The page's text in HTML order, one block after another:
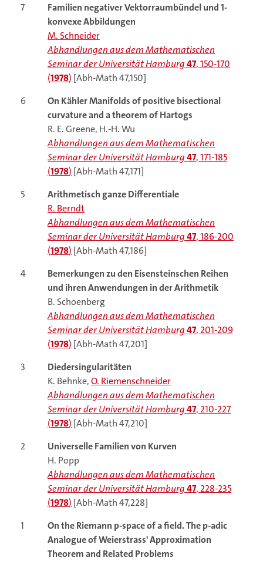
7
Familien negativer Vektorraumbündel und 1-
konvexe Abbildungen
M. Schneider
Abhandlungen aus dem Mathematischen
Seminar der Universität Hamburg47, 150-170
(1978) [Abh-Math 47,150]
6
On Kähler Manifolds of positive bisectional
curvature and a theorem of Hartogs
R. E. Greene, H.-H. Wu
Abhandlungen aus dem Mathematischen
Seminar der Universität Hamburg47, 171-185
(1978) [Abh-Math 47,171]
5
Arithmetisch ganze Differentiale
R. Berndt
Abhandlungen aus dem Mathematischen
Seminar der Universität Hamburg47, 186-200
(1978) [Abh-Math 47,186]
4
Bemerkungen zu den Eisensteinschen Reihen
und ihren Anwendungen in der Arithmetik
B. Schoenberg
Abhandlungen aus dem Mathematischen
Seminar der Universität Hamburg47, 201-209
(1978) [Abh-Math 47,201]
3
Diedersingularitäten
K. Behnke,O. Riemenschneider
Abhandlungen aus dem Mathematischen
Seminar der Universität Hamburg47, 210-227
(1978) [Abh-Math 47,210]
2
Universelle Familien von Kurven
H. Popp
Abhandlungen aus dem Mathematischen
Seminar der Universität Hamburg47, 228-235
(1978) [Abh-Math 47,228]
1
On the Riemann p-space of a field. The p-adic
Analogue of Weierstrass' Approximation
Theorem and Related Problems